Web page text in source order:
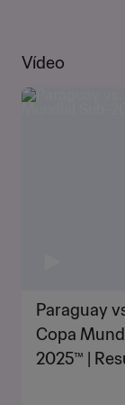
Vídeo
Paraguay
Copa
2025™ |